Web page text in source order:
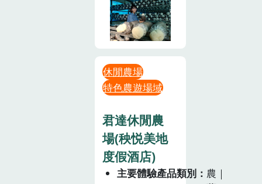
休閒農場
特色農遊場域
君達休閒農
場(秧悦美地
度假酒店)
主要體驗產品類別
農｜